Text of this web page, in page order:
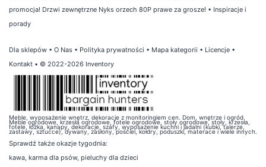
promocja! Drzwi zewnętrzne Nyks orzech 80P prawe za grosze! • Inspiracje i
porady
Dla sklepów • O Nas • Polityka prywatności • Mapa kategorii • Licencje •
Kontakt • © 2022-2026 Inventory
Meble, wyposażenie wnętrz, dekoracje z monitoringiem cen. Dom, wnętrze i ogród.
Meble ogrodowe, krzesła ogrodowe, fotele ogrodowe, stoły ogrodowe, stoły, krzesła,
fotele, łóżka, kanapy, dekoracje, szafy, wyposażenie kuchni i jadalni (kubki, talerze,
zastawy, sztućce), dywany, zasłony, pościel, kołdry, poduszki, materace i wiele innych.
Sprawdź także okazje tygodnia:
kawa, karma dla psów, pieluchy dla dzieci